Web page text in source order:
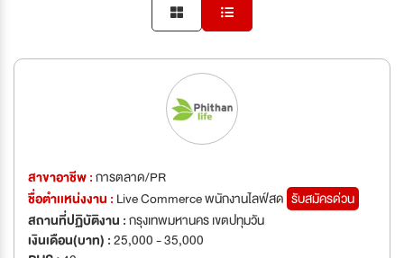
สาขาอาชีพ :การตลาด/PR
ชื่อตำเเหน่งงาน : Live Commerce พนักงานไลฟ์สด รับสมัครด่วน
สถานที่ปฏิบัติงาน :กรุงเทพมหานคร เขตปทุมวัน
เงินเดือน(บาท) :25,000 - 35,000